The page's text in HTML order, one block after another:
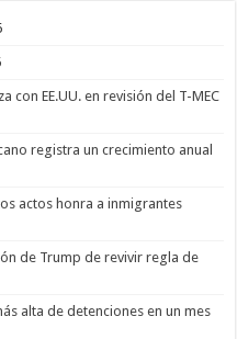
con EE.UU. en revisión del T-MEC
registra un crecimiento anual
actos honra a inmigrantes
de Trump de revivir regla de
alta de detenciones en un mes